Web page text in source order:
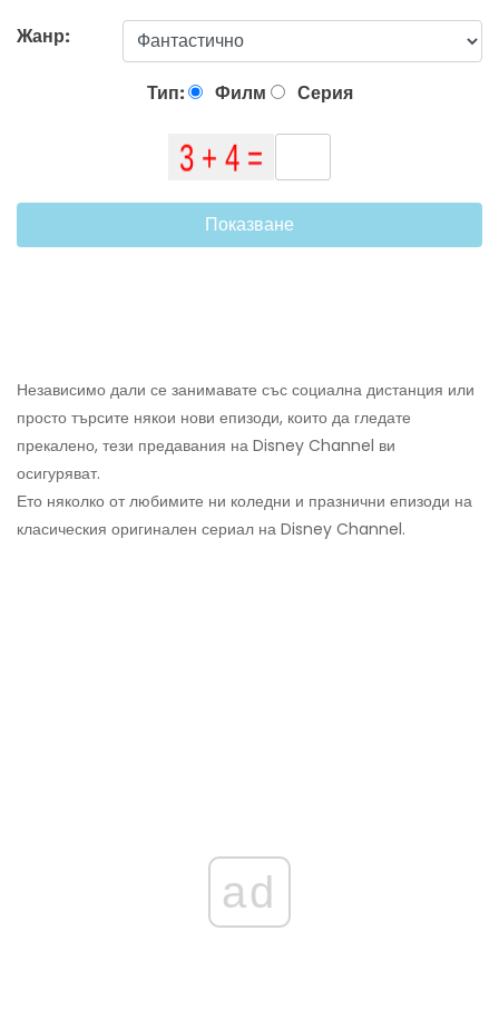
Жанр:
Тип: Филм Серия
Показване
Независимо дали се занимавате със социална дистанция или
просто търсите някои нови епизоди, които да гледате
прекалено, тези предавания на Disney Channel ви
осигуряват.
Ето няколко от любимите ни коледни и празнични епизоди на
класическия оригинален сериал на Disney Channel.
ad